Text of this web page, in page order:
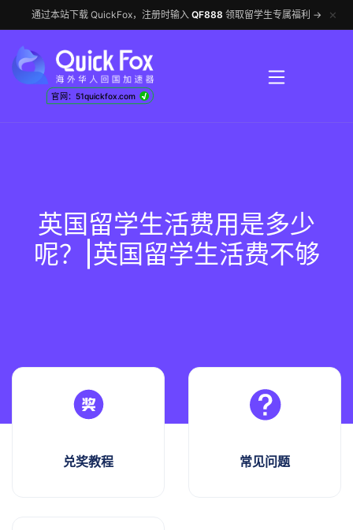
通过本站下载 QuickFox，注册时输入 QF888 领取留学生专属福利 → ✕
官网：51quickfox.com √
英国留学生活费用是多少
呢？|英国留学生活费不够
兑奖教程 常见问题